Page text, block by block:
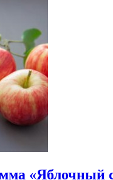
«Яблочный